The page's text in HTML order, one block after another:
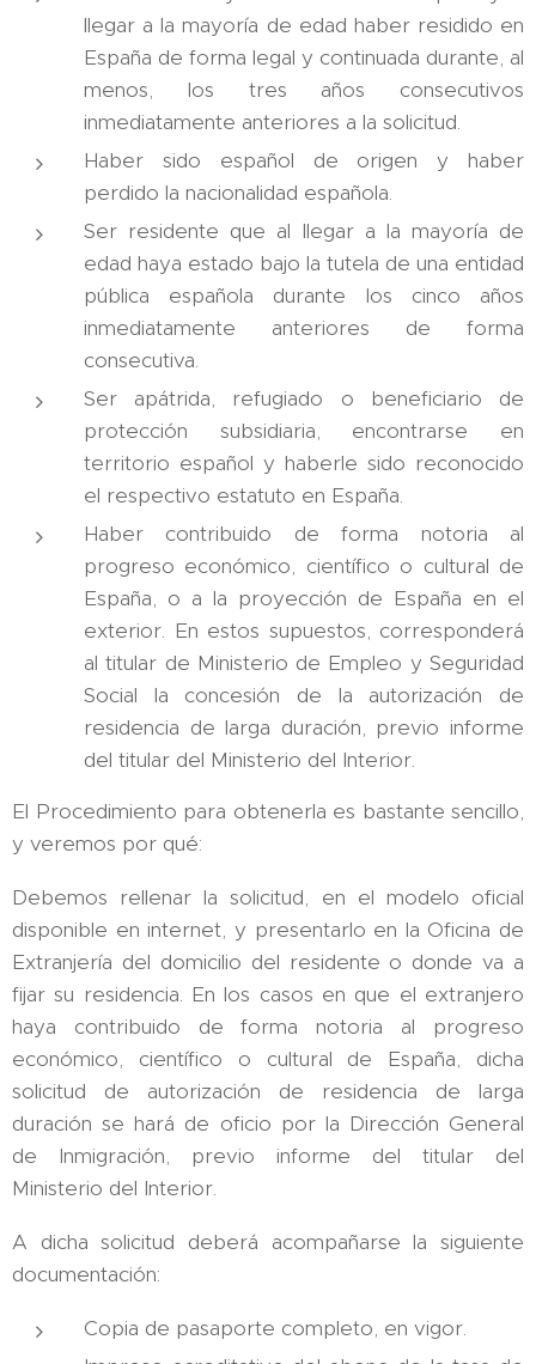
llegar a la mayoría de edad haber residido en
España de forma legal y continuada durante, al
menos, los tres años consecutivos
inmediatamente anteriores a la solicitud.
Haber sido español de origen y haber
perdido la nacionalidad española.
Ser residente que al llegar a la mayoría de
edad haya estado bajo la tutela de una entidad
pública española durante los cinco años
inmediatamente anteriores de forma
consecutiva.
Ser apátrida, refugiado o beneficiario de
protección subsidiaria, encontrarse en
territorio español y haberle sido reconocido
el respectivo estatuto en España.
Haber contribuido de forma notoria al
progreso económico, científico o cultural de
España, o a la proyección de España en el
exterior. En estos supuestos, corresponderá
al titular de Ministerio de Empleo y Seguridad
Social la concesión de la autorización de
residencia de larga duración, previo informe
del titular del Ministerio del Interior.
El Procedimiento para obtenerla es bastante sencillo,
y veremos por qué:
Debemos rellenar la solicitud, en el modelo oficial
disponible en internet, y presentarlo en la Oficina de
Extranjería del domicilio del residente o donde va a
fijar su residencia. En los casos en que el extranjero
haya contribuido de forma notoria al progreso
económico, científico o cultural de España, dicha
solicitud de autorización de residencia de larga
duración se hará de oficio por la Dirección General
de Inmigración, previo informe del titular del
Ministerio del Interior.
A dicha solicitud deberá acompañarse la siguiente
documentación:
Copia de pasaporte completo, en vigor.